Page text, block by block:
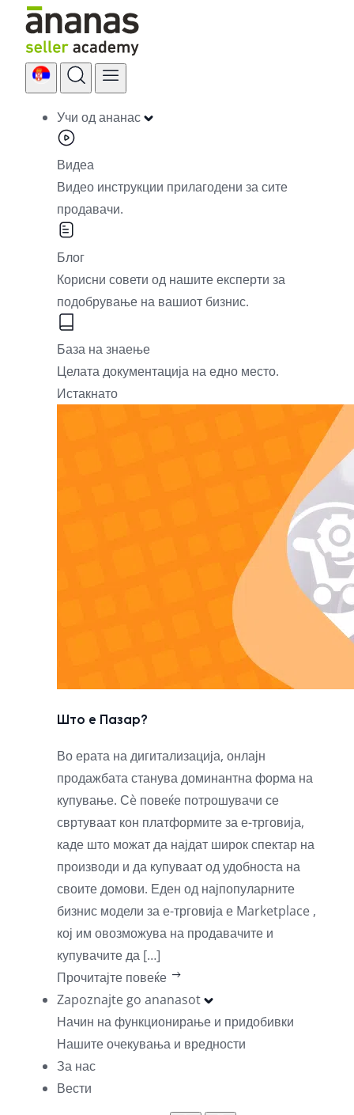
Skip
content
Учи од ананас
Видеа
Видео инструкции прилагодени за сите
продавачи.
Блог
Корисни совети од нашите експерти за
подобрување на вашиот бизнис.
База на знаење
Целата документација на едно место.
Истакнато
Што е Пазар?
Во ерата на дигитализација, онлајн
продажбата станува доминантна форма на
купување. Сè повеќе потрошувачи се
свртуваат кон платформите за е-трговија,
каде што можат да најдат широк спектар на
производи и да купуваат од удобноста на
своите домови. Еден од најпопуларните
бизнис модели за е-трговија е Marketplace ,
кој им овозможува на продавачите и
купувачите да […]
Прочитајте повеќе
Zapoznajte go ananasot
Начин на функционирање и придобивки
Нашите очекувања и вредности
За нас
Вести